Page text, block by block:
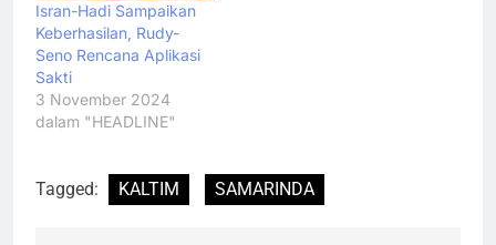
Isran-Hadi Sampaikan
Keberhasilan, Rudy-
Seno Rencana Aplikasi
Sakti
3 November 2024
dalam "HEADLINE"
Tagged: KALTIM SAMARINDA